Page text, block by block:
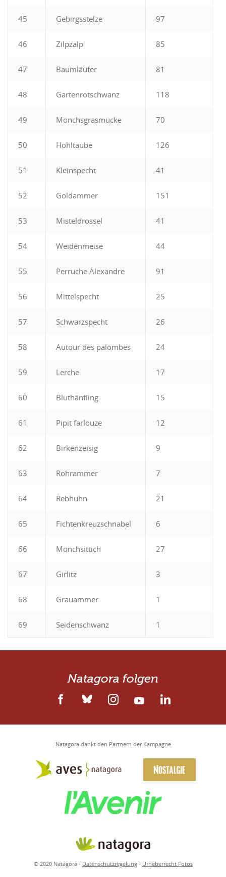
45 Gebirgsstelze 97
46 Zilpzalp 85
47 Baumläufer 81
48 Gartenrotschwanz 118
49 Mönchsgrasmücke 70
50 Hohltaube 126
51 Kleinspecht 41
52 Goldammer 151
53 Misteldrossel 41
54 Weidenmeise 44
55 Perruche Alexandre 91
56 Mittelspecht 25
57 Schwarzspecht 26
58 Autour des palombes 24
59 Lerche 17
60 Bluthänfling 15
61 Pipit farlouze 12
62 Birkenzeisig 9
63 Rohrammer 7
64 Rebhuhn 21
65 Fichtenkreuzschnabel 6
66 Mönchsittich 27
67 Girlitz 3
68 Grauammer 1
69 Seidenschwanz 1
Natagora folgen
Natagora dankt den Partnern der Kampagne
© 2020 Natagora - Datenschutzregelung - Urheberrecht Fotos